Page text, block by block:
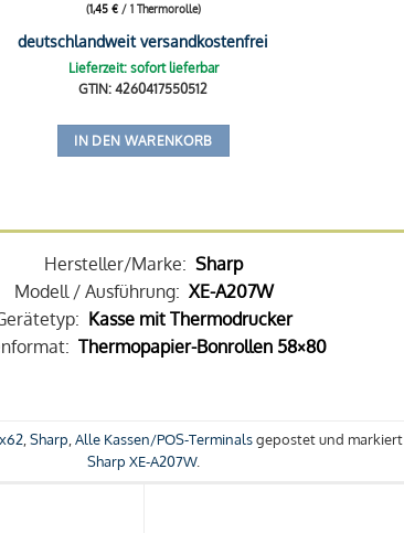
(1,45 €/ 1 Thermorolle)
deutschlandweit versandkostenfrei
Lieferzeit: sofort lieferbar
GTIN: 4260417550512
IN DEN WARENKORB
Hersteller/Marke: Sharp
Modell / Ausführung: XE-A207W
Kasse mit Thermodrucker
Thermopapier-Bonrollen 58×80
, Sharp Alle Kassen/POS-Terminalsgepostet und markiert
Sharp XE-A207W.